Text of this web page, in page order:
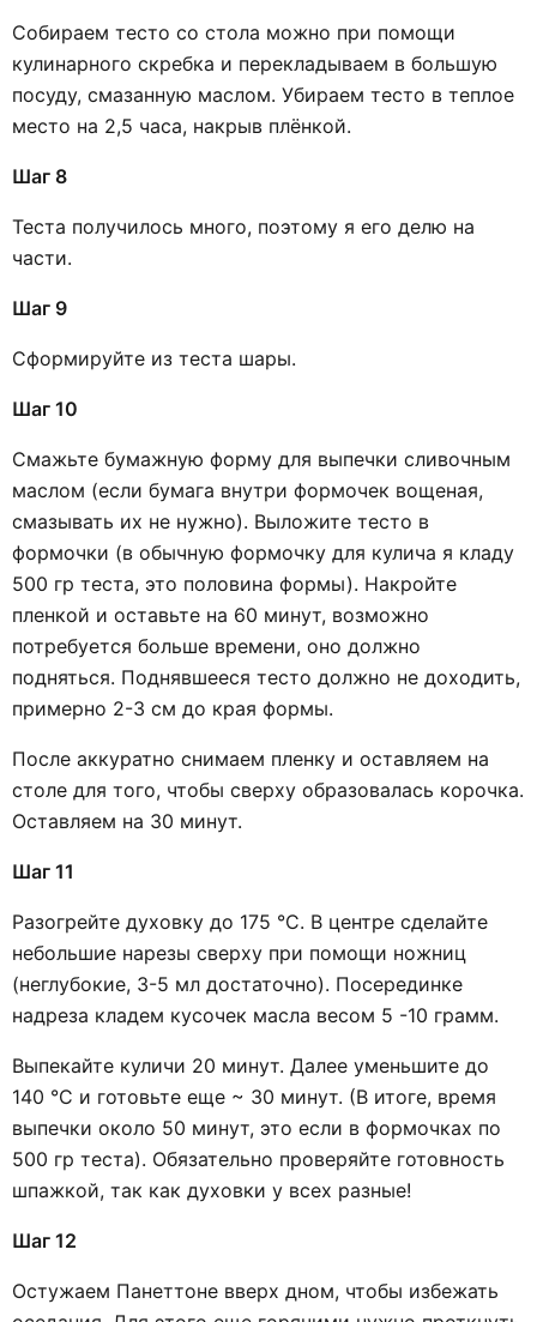
Собираем тесто со стола можно при помощи
кулинарного скребка и перекладываем в большую
посуду, смазанную маслом. Убираем тесто в теплое
место на 2,5 часа, накрыв плёнкой.
Шаг 8
Теста получилось много, поэтому я его делю на
части.
Шаг 9
Сформируйте из теста шары.
Шаг 10
Смажьте бумажную форму для выпечки сливочным
маслом (если бумага внутри формочек вощеная,
смазывать их не нужно). Выложите тесто в
формочки (в обычную формочку для кулича я кладу
500 гр теста, это половина формы). Накройте
пленкой и оставьте на 60 минут, возможно
потребуется больше времени, оно должно
подняться. Поднявшееся тесто должно не доходить,
примерно 2-3 см до края формы.
После аккуратно снимаем пленку и оставляем на
столе для того, чтобы сверху образовалась корочка.
Оставляем на 30 минут.
Шаг 11
Разогрейте духовку до 175 °C. В центре сделайте
небольшие нарезы сверху при помощи ножниц
(неглубокие, 3-5 мл достаточно). Посерединке
надреза кладем кусочек масла весом 5 -10 грамм.
Выпекайте куличи 20 минут. Далее уменьшите до
140 °C и готовьте еще ~ 30 минут. (В итоге, время
выпечки около 50 минут, это если в формочках по
500 гр теста). Обязательно проверяйте готовность
шпажкой, так как духовки у всех разные!
Шаг 12
Остужаем Панеттоне вверх дном, чтобы избежать